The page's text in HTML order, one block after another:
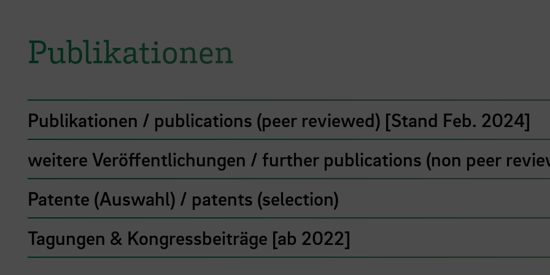
Publikationen
Publikationen / publications (peer reviewed) [Stand Feb. 2024]
weitere Veröffentlichungen / further publications (non peer
Patente (Auswahl) / patents (selection)
Tagungen & Kongressbeiträge [ab 2022]